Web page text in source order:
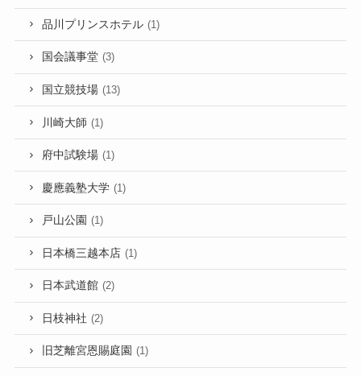
品川プリンスホテル (1)
国会議事堂 (3)
国立競技場 (13)
川崎大師 (1)
府中試験場 (1)
慶應義塾大学 (1)
戸山公園 (1)
日本橋三越本店 (1)
日本武道館 (2)
日枝神社 (2)
旧芝離宮恩賜庭園 (1)